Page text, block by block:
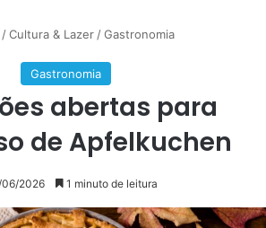
/Cultura & Lazer /Gastronomia
Gastronomia
abertas para
de Apfelkuchen
2026 1 minuto de leitura